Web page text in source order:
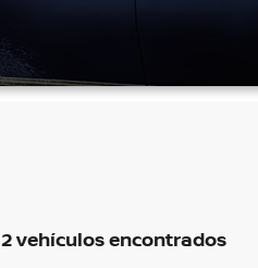
2 vehículos encontrados